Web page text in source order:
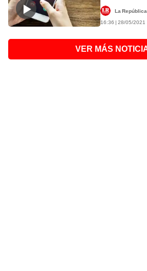
La República
16:36 | 28/05/2021
VER MÁS